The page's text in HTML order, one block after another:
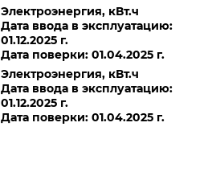
Электроэнергия, кВт.ч
Дата ввода в эксплуатацию:
01.12.2025 г.
Дата поверки: 01.04.2025 г.
Электроэнергия, кВт.ч
Дата ввода в эксплуатацию:
01.12.2025 г.
Дата поверки: 01.04.2025 г.